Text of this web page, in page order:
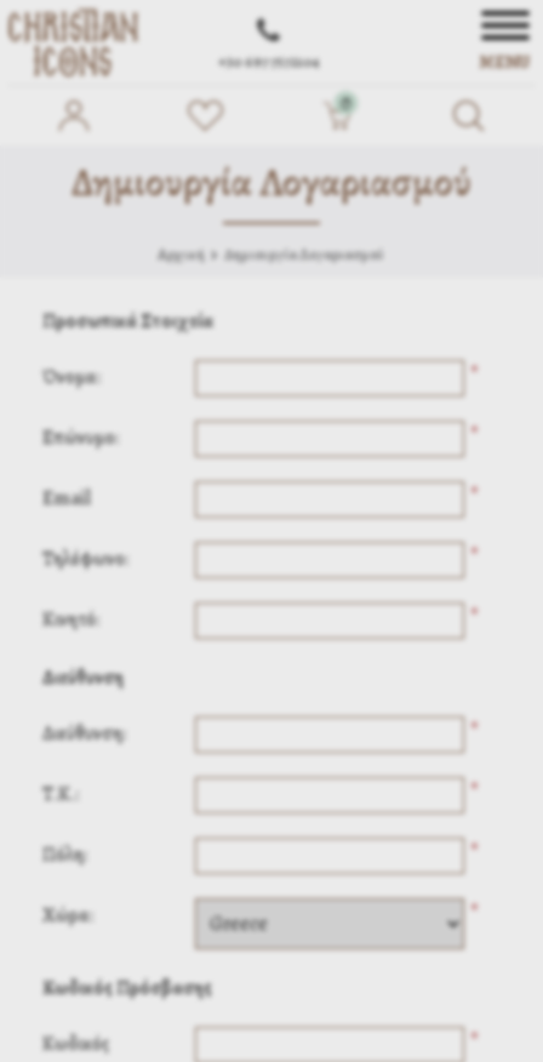
+30 697 7572104 MENU
0
Δημιουργία Λογαριασμού
Αρχική Δημιουργία Λογαριασμού
Προσωπικά Στοιχεία
Όνομα: *
Επώνυμο: *
Email *
Τηλέφωνο: *
Κινητό: *
Διεύθυνση
Διεύθυνση: *
Τ.Κ.: *
Πόλη: *
Χώρα: *
Κωδικός Πρόσβασης
Κωδικός *